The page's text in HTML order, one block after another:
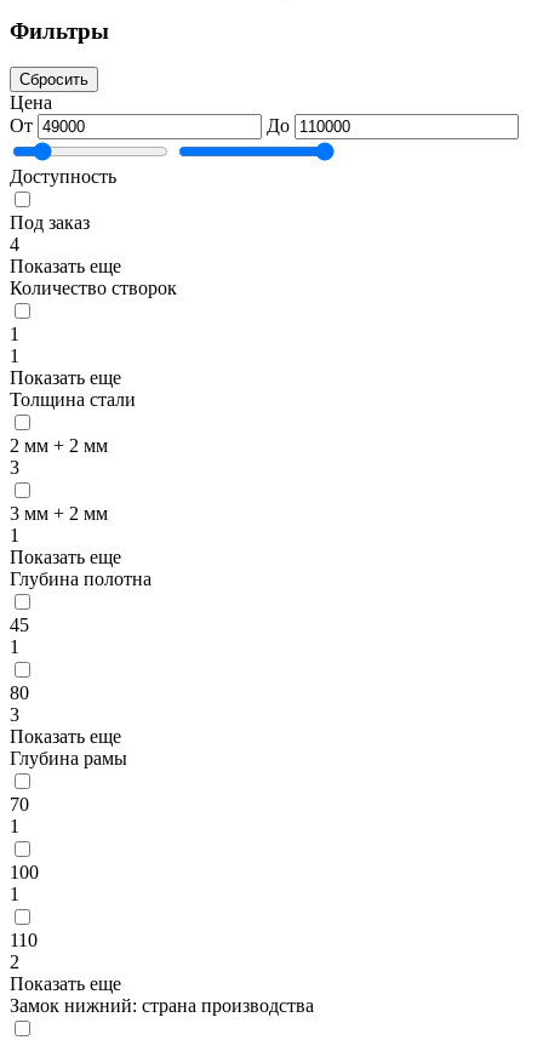
Фильтры
Сбросить
Цена
От
До
Доступность
Под заказ
4
Показать еще
Количество створок
1
1
Показать еще
Толщина стали
2 мм + 2 мм
3
3 мм + 2 мм
1
Показать еще
Глубина полотна
45
1
80
3
Показать еще
Глубина рамы
70
1
100
1
110
2
Показать еще
Замок нижний: страна производства